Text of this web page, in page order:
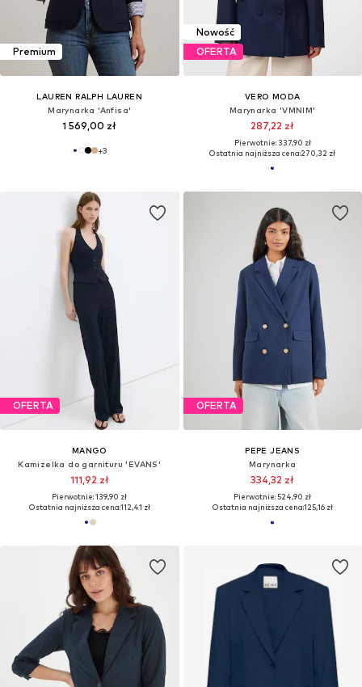
Premium
LAUREN RALPH LAUREN
Marynarka 'Anfisa'
1 569,00 zł
+3
Nowość
OFERTA
VERO MODA
Marynarka 'VMNIM'
287,22 zł
Pierwotnie: 337,90 zł
Ostatnia najniższa cena:270,32 zł
OFERTA
MANGO
Kamizelka do garnituru 'EVANS'
111,92 zł
Pierwotnie: 139,90 zł
Ostatnia najniższa cena:112,41 zł
OFERTA
PEPE JEANS
Marynarka
334,32 zł
Pierwotnie: 524,90 zł
Ostatnia najniższa cena:125,16 zł